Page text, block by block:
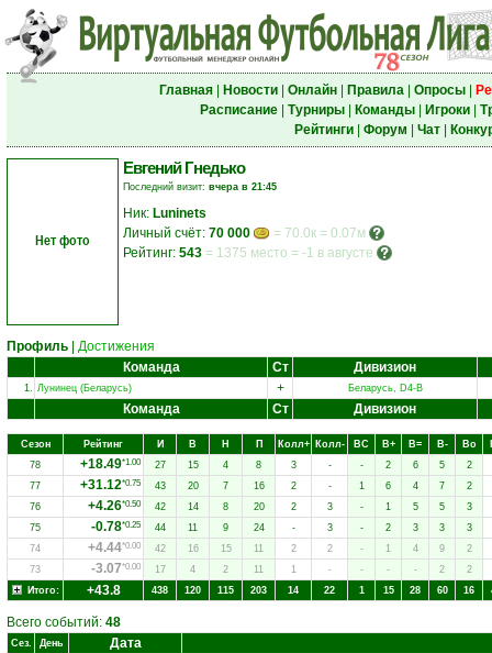
Главная| Новости| Онлайн| Правила| Опросы|
Расписание| Турниры| Команды| Игроки|
Рейтинги| Форум Чат|
Нет фото
Евгений Гнедько
Последний визит: вчера в 21:45
Ник: Luninets
Личный счёт: 70 000
= 70.0к = 0.07м
Рейтинг: 543 = 1375 место = -1 в августе
Профиль
Достижения
Команда
Ст Дивизион
1. Лунинец (Беларусь) + Беларусь, D4-B
Команда Ст Дивизион
Сезон Рейтинг И В Н П Колл+ Колл- ВC В+ В= В- Вo
78
+18.49*1.00 27 15 4 8 3 - - 2 6 5
2
77
+31.12*0.75 43 20 7 16 2 - 1 6 4 7
2
76
+4.26*0.50 42 14 8 20 2 3 - 1 5 5
3
75
-0.78*0.25 44 11 9 24 - 3 - 2 3 3
3
74
+4.44*0.00 42 16 15 11 2 2 - 1 4 9
2
73
-3.07*0.00 17 4 2 11 1 - - - - 2
2
Итого:
+43.8 438 120 115 203 14 22 1 15 28 60 16
Всего событий: 48
Сез. День Дата